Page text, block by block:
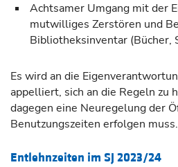
Achtsamer Umgang mit der
mutwilliges Zerstören und
Bibliotheksinventar (Bücher,
Es wird an die
appelliert, sich an die Regeln zu
dagegen eine Neuregelung der
Benutzungszeiten erfolgen muss.
Entlehnzeiten im SJ 2023/24